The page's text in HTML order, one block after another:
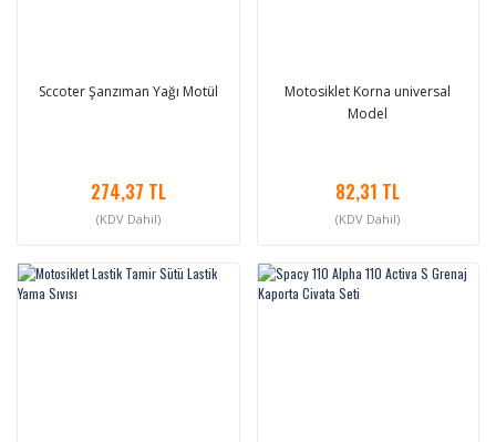
Sccoter Şanzıman Yağı Motül
274,37 TL
(KDV Dahil)
Motosiklet Korna universal
Model
82,31 TL
(KDV Dahil)